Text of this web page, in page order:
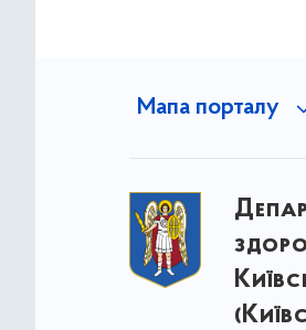
Мапа порталу